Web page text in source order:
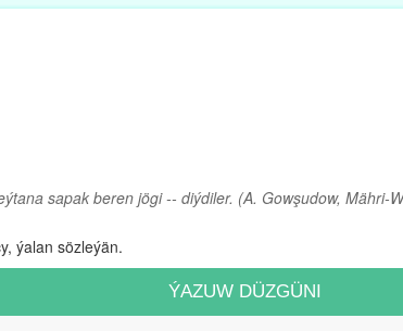
sapak beren jögi -- diýdiler. (A. Gowşudow, Mähri-
ýalan sözleýän.
ÝAZUW DÜZGÜNI